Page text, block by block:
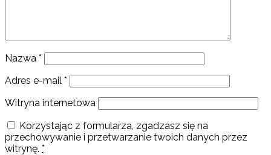
Nazwa *
Adres e-mail *
Witryna internetowa
Korzystając z formularza, zgadzasz się na
przechowywanie i przetwarzanie twoich danych przez
witrynę. *